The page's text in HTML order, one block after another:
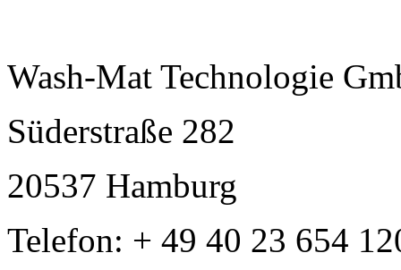
Wash-Mat Technologie
Süderstraße 282
20537 Hamburg
Telefon: + 49 40 23 654